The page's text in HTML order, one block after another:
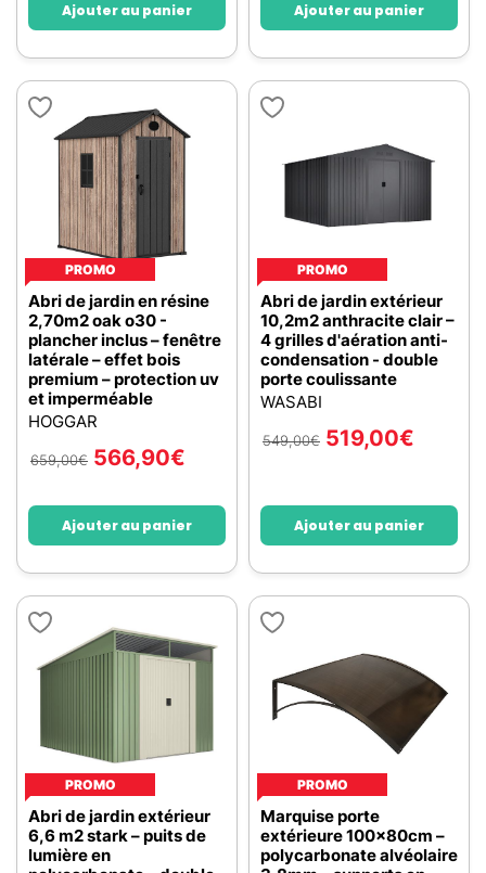
Ajouter au panier Ajouter au panier
PROMO
Abri de jardin en résine
2,70m2 oak o30 -
plancher inclus – fenêtre
latérale – effet bois
premium – protection uv
et imperméable
HOGGAR
659,00€ 566,90€
Ajouter au panier
PROMO
Abri de jardin extérieur
10,2m2 anthracite clair –
4 grilles d'aération anti-
condensation - double
porte coulissante
WASABI
549,00€ 519,00€
Ajouter au panier
PROMO
Abri de jardin extérieur
6,6 m2 stark – puits de
lumière en
PROMO
Marquise porte
extérieure 100x80cm –
polycarbonate alvéolaire